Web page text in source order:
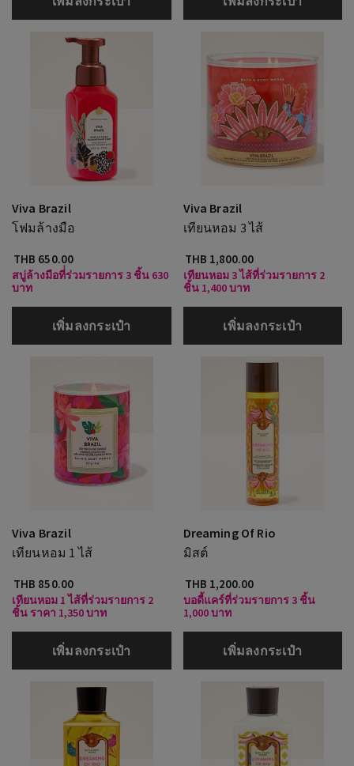
Viva Brazil
โฟมล้างมือ
THB 650.00
สบู่ล้างมือที่่ร่วมรายการ 3 ชิ้น 630
บาท
เพิ่มลงกระเป๋า
Viva Brazil
เทียนหอม 3 ไส้
THB 1,800.00
เทียนหอม 3 ไส้ที่ร่วมรายการ 2
ชิ้น 1,400 บาท
เพิ่มลงกระเป๋า
Viva Brazil
เทียนหอม 1 ไส้
THB 850.00
เทียนหอม 1 ไส้ที่ร่วมรายการ 2
ชิ้น ราคา 1,350 บาท
เพิ่มลงกระเป๋า
Dreaming Of Rio
มิสต์
THB 1,200.00
บอดี้แคร์ที่ร่วมรายการ 3 ชิ้น
1,000 บาท
เพิ่มลงกระเป๋า